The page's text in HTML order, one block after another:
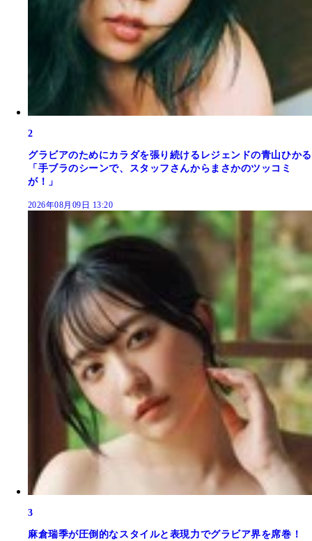
2
グラビアのためにカラダを張り続けるレジェンドの青山ひかる
「手ブラのシーンで、スタッフさんからまさかのツッコミ
が！」
2026年08月09日 13:20
3
麻倉瑞季が圧倒的なスタイルと表現力でグラビア界を席巻！